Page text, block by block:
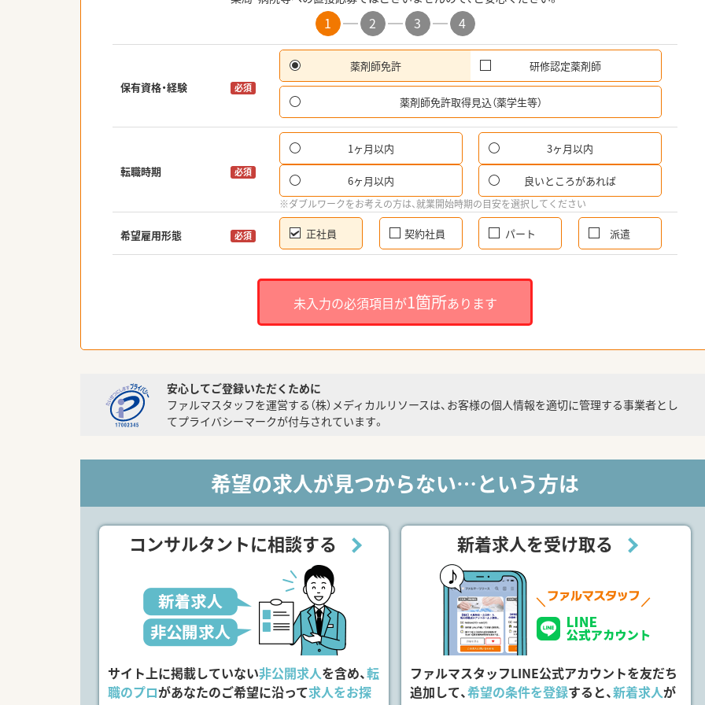
1 2 3 4
保有資格・経験 必須
薬剤師免許 研修認定薬剤師
薬剤師免許取得見込（薬学生等）
転職時期 必須
1ヶ月以内 3ヶ月以内
6ヶ月以内 良いところがあれば
※ダブルワークをお考えの方は、就業開始時期の目安を選択してください
希望雇用形態 必須 正社員 契約社員 パート 派遣
未入力の必須項目が1箇所あります
安心してご登録いただくために
ファルマスタッフを運営する（株）メディカルリソースは、お客様の個人情報を適切に管理する事業者とし
てプライバシーマークが付与されています。
希望の求人が見つからない…という方は
コンサルタントに相談する
サイト上に掲載していない非公開求人を含め、転
職のプロがあなたのご希望に沿って求人をお探
新着求人を受け取る
ファルマスタッフLINE公式アカウントを友だち
追加して、希望の条件を登録すると、新着求人が